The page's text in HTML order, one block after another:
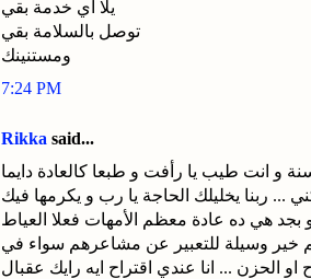
يلا اي خدمة بقي
توصل بالسلامة بقي
ومستنينك
7:24 PM
Rikka said...
و انت طيب يا رأفت و طبعا كالعادة دايما
... ربنا يخليلك الحاجة يا رب و يكرمها فيك
بجد هي ده عادة معظم الأمهات فعلا العياط
خير وسيلة للتعبير عن مشاعرهم سواء في
او الحزن ... انا عندي اقتراح ايه رايك عقبال